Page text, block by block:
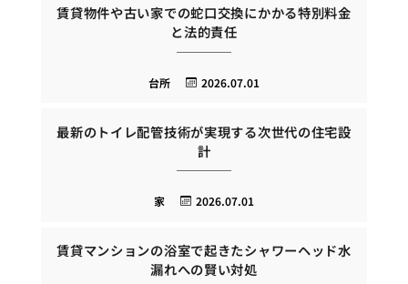
賃貸物件や古い家での蛇口交換にかかる特別料金
と法的責任
2026.07.01
台所
最新のトイレ配管技術が実現する次世代の住宅設
計
2026.07.01
家
賃貸マンションの浴室で起きたシャワーヘッド水
漏れへの賢い対処